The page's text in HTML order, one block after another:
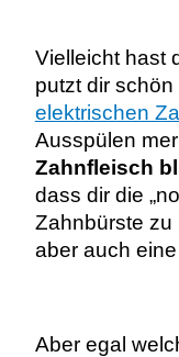
Vielleicht hast
putzt dir
elektrischen
Ausspülen
Zahnfleisch
dass dir die
Zahnbürste zu
aber auch eine
Aber egal